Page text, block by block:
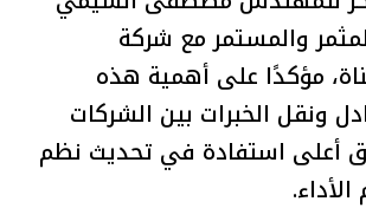
والمستمر مع شركة
مؤكدًا على أهمية هذه
ونقل الخبرات بين الشركات
أعلى استفادة في تحديث نظم